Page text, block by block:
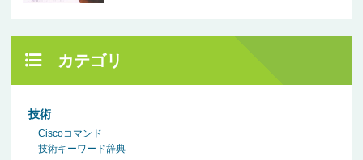
カテゴリ
技術
Ciscoコマンド
技術キーワード辞典